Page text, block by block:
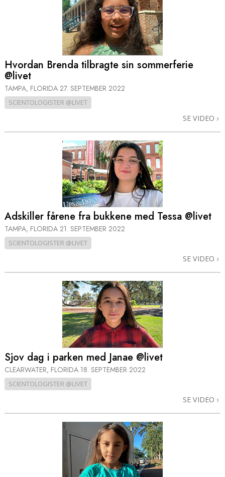
Hvordan Brenda tilbragte sin sommerferie
@livet
TAMPA, FLORIDA 27. SEPTEMBER 2022
SCIENTOLOGISTER @LIVET
SE VIDEO
Adskiller fårene fra bukkene med Tessa @livet
TAMPA, FLORIDA 21. SEPTEMBER 2022
SCIENTOLOGISTER @LIVET
SE VIDEO
Sjov dag i parken med Janae @livet
CLEARWATER, FLORIDA 18. SEPTEMBER 2022
SCIENTOLOGISTER @LIVET
SE VIDEO